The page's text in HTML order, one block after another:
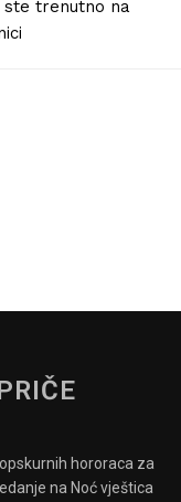
KVATERNIK
trebate znati jest
KVATERNIK
je na 17.
ćete nešto